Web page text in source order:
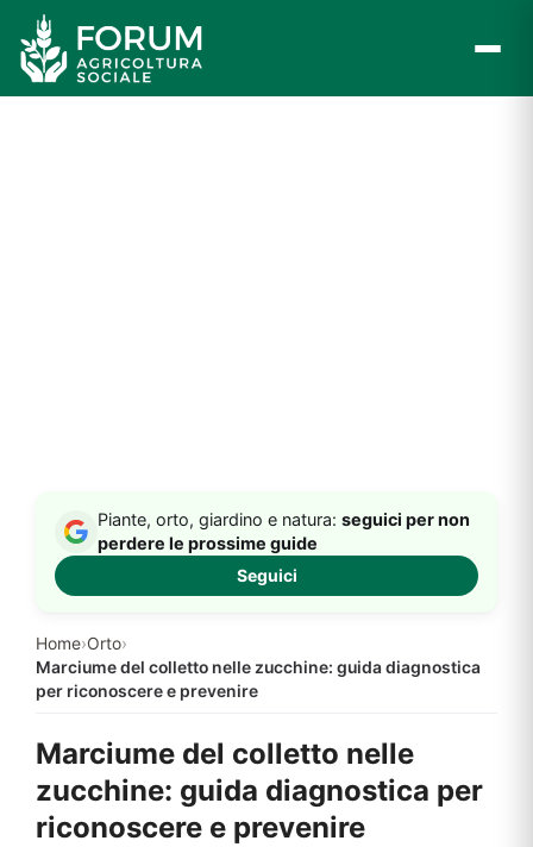
contenuto
Home›Orto›
Marciume del colletto nelle zucchine: guida diagnostica
per riconoscere e prevenire
Piante, orto, giardino e natura: seguici per non
perdere le prossime guide
Seguici
Marciume del colletto nelle
zucchine: guida diagnostica per
riconoscere e prevenire